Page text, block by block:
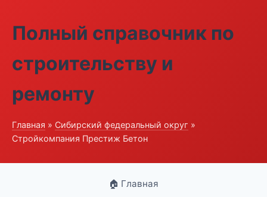
Полный справочник по
строительству и
ремонту
Главная » Сибирский федеральный округ »
Стройкомпания Престиж Бетон
🏠 Главная